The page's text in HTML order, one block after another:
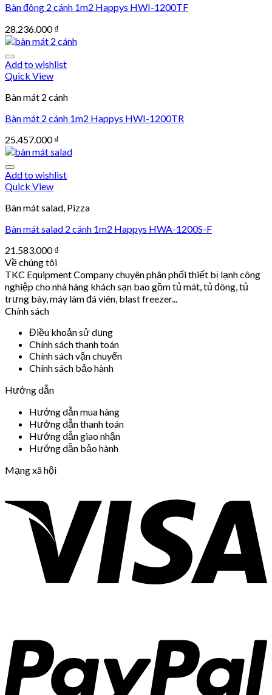
Bàn đông 2 cánh 1m2 Happys HWI-1200TF
28.236.000₫
Add to wishlist
Quick View
Bàn mát 2 cánh
Bàn mát 2 cánh 1m2 Happys HWI-1200TR
25.457.000₫
Add to wishlist
Quick View
Bàn mát salad, Pizza
Bàn mát salad 2 cánh 1m2 Happys HWA-1200S-F
21.583.000₫
Về chúng tôi
TKC Equipment Company chuyên phân phối thiết bị lạnh công
nghiệp cho nhà hàng khách sạn bao gồm tủ mát, tủ đông, tủ
trưng bày, máy làm đá viên, blast freezer...
Chính sách
Điều khoản sử dụng
Chính sách thanh toán
Chính sách vận chuyển
Chính sách bảo hành
Hướng dẫn
Hướng dẫn mua hàng
Hướng dẫn thanh toán
Hướng dẫn giao nhận
Hướng dẫn bảo hành
Mạng xã hội